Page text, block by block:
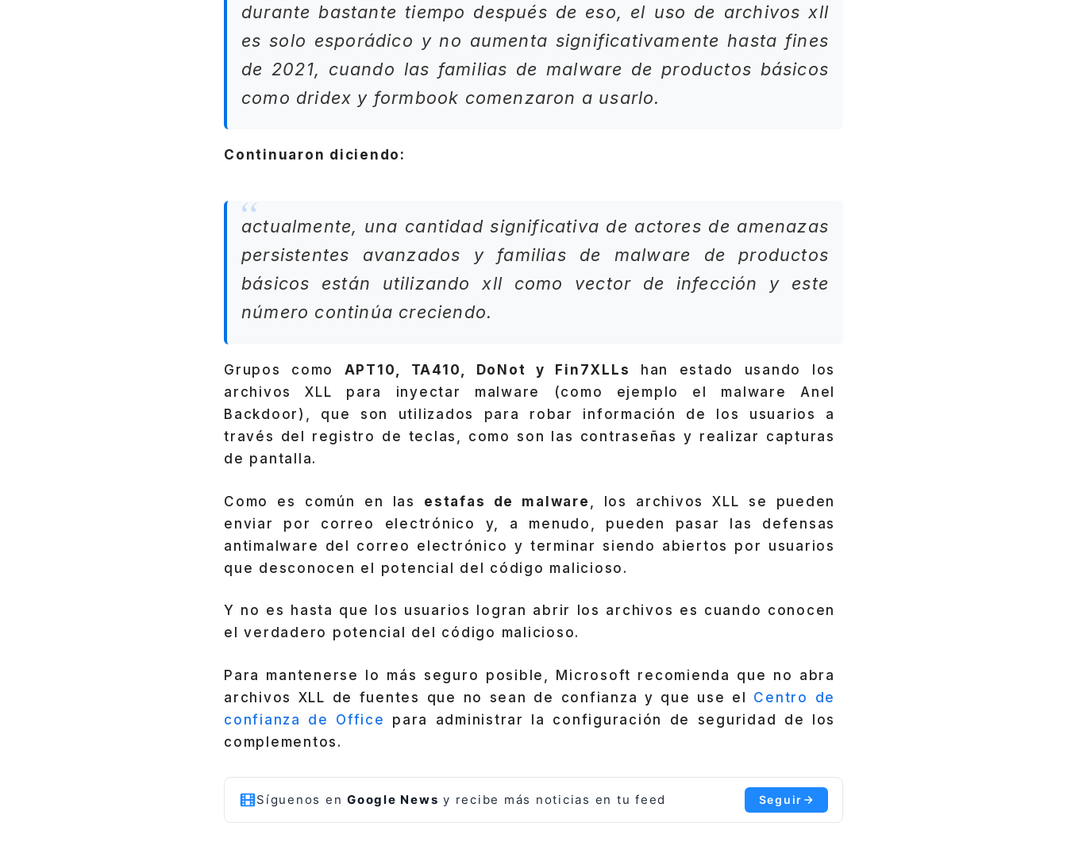
durante bastante tiempo después de eso, el uso de archivos xll
es solo esporádico y no aumenta significativamente hasta fines
de 2021, cuando las familias de malware de productos básicos
como dridex y formbook comenzaron a usarlo.
Continuaron diciendo:
actualmente, una cantidad significativa de actores de amenazas
persistentes avanzados y familias de malware de productos
básicos están utilizando xll como vector de infección y este
número continúa creciendo.
Grupos como APT10, TA410, DoNot y Fin7XLLs
han estado usando los
archivos XLL para inyectar malware (como ejemplo el malware Anel
Backdoor), que son utilizados para robar información de los usuarios a
través del registro de teclas, como son las contraseñas y realizar capturas
de pantalla.
Como es común en las estafas de malware
, los archivos XLL se pueden
enviar por correo electrónico y, a menudo, pueden pasar las defensas
antimalware del correo electrónico y terminar siendo abiertos por usuarios
que desconocen el potencial del código malicioso.
Y no es hasta que los usuarios logran abrir los archivos es cuando conocen
el verdadero potencial del código malicioso.
Para mantenerse lo más seguro posible, Microsoft recomienda que no abra
archivos XLL de fuentes que no sean de confianza y que use el Centro de
confianza de Office
para administrar la configuración de seguridad de los
complementos.
Síguenos en Google News y recibe más noticias en tu feed Seguir